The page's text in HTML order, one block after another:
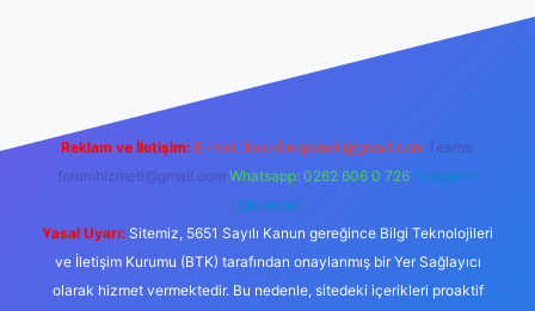
Reklam ve İletişim: E-mail: backlinkpaneli@gmail.com Teams:
forumhizmeti@gmail.com Whatsapp: 0262 606 0 726 Telegram:
@karabul
Yasal Uyarı: Sitemiz, 5651 Sayılı Kanun gereğince Bilgi Teknolojileri
ve İletişim Kurumu (BTK) tarafından onaylanmış bir Yer Sağlayıcı
olarak hizmet vermektedir. Bu nedenle, sitedeki içerikleri proaktif